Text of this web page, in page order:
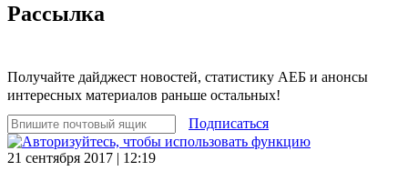
Рассылка
Получайте дайджест новостей, статистику АЕБ и анонсы
интересных материалов раньше остальных!
Подписаться
21 сентября 2017 | 12:19